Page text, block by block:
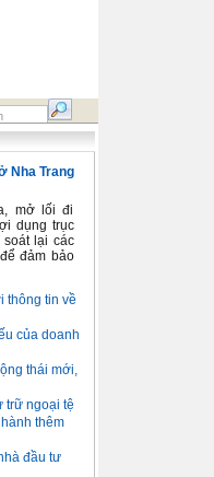
Nha Trang
mở lối đi
dụng trục
soát lại các
đảm bảo
thông tin về
của doanh
thái mới,
trữ ngoại tệ
thêm
đầu tư